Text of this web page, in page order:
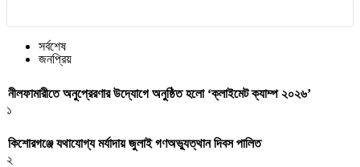
সর্বশেষ
জনপ্রিয়
নীলফামারীতে অনুপ্রেরণার উদ্যোগে অনুষ্ঠিত হলো ‘ক্লাইমেট ক্যাম্প ২০২৬’
১
কিশোরগঞ্জে যথাযোগ্য মর্যাদায় জুলাই গণঅভ্যুত্থান দিবস পালিত
২